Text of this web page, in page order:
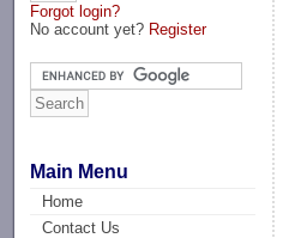
Forgot login?
No account yet? Register
Main Menu
Home
Contact Us